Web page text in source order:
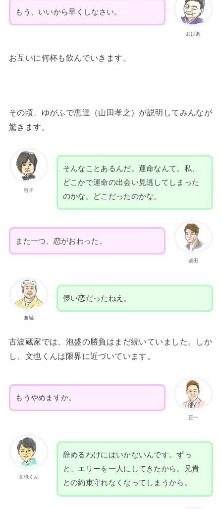
おばあ
もう、いいから早くしなさい。
お互いに何杯も飲んでいきます。
その頃、ゆがふで恵達（山田孝之）が説明してみんなが
驚きます。
容子
そんなことあるんだ。運命なんて。私、
どこかで運命の出会い見逃してしまった
のかな。どこだったのかな。
柴田
また一つ、恋がおわった。
兼城
儚い恋だったねえ。
古波蔵家では、泡盛の勝負はまだ続いていました。しか
し、文也くんは限界に近づいています。
正一
もうやめますか。
文也くん
辞めるわけにはいかないんです。ずっ
と、エリーを一人にしてきたから。兄貴
との約束守れなくなってしまうから。